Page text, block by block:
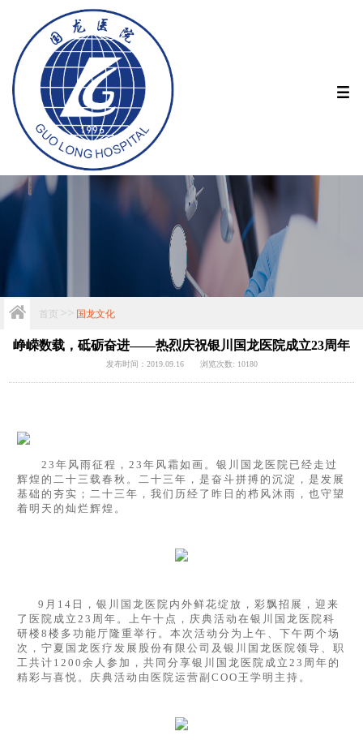

首页 >> 国龙文化
峥嵘数载，砥砺奋进——热烈庆祝银川国龙医院成立23周年
发布时间：2019.09.16 浏览次数: 10180
23年风雨征程，23年风霜如画。银川国龙医院已经走过
辉煌的二十三载春秋。二十三年，是奋斗拼搏的沉淀，是发展
基础的夯实；二十三年，我们历经了昨日的栉风沐雨，也守望
着明天的灿烂辉煌。
9月14日，银川国龙医院内外鲜花绽放，彩飘招展，迎来
了医院成立23周年。上午十点，庆典活动在银川国龙医院科
研楼8楼多功能厅隆重举行。本次活动分为上午、下午两个场
次，宁夏国龙医疗发展股份有限公司及银川国龙医院领导、职
工共计1200余人参加，共同分享银川国龙医院成立23周年的
精彩与喜悦。庆典活动由医院运营副COO王学明主持。